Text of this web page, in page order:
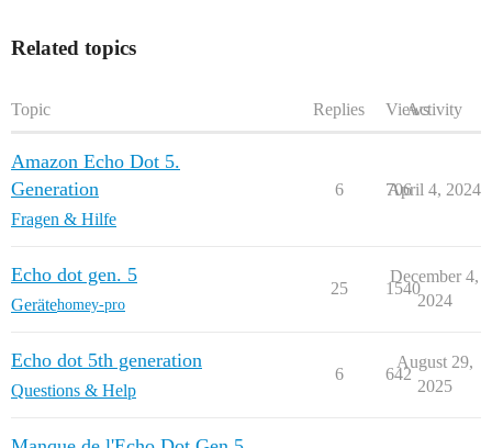
Related topics
Topic Replies ViewsActivity
Amazon Echo Dot 5.
Generation
Fragen & Hilfe
6 706
April 4, 2024
Echo dot gen. 5
Gerätehomey-pro
25 1540
December 4,
2024
Echo dot 5th generation
Questions & Help
6 642
August 29,
2025